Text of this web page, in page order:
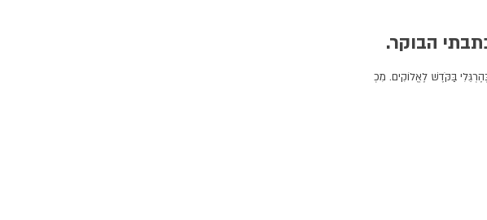
בַּקֹּדֶשׁ לֶאֱלֹוקִים. מִכְתָּב